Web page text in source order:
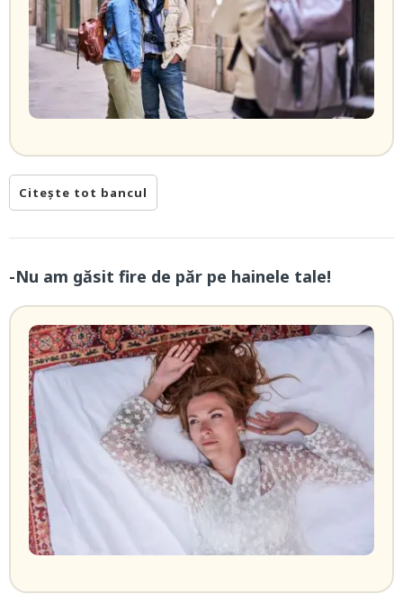
Citește tot bancul
-Nu am găsit fire de păr pe hainele tale!